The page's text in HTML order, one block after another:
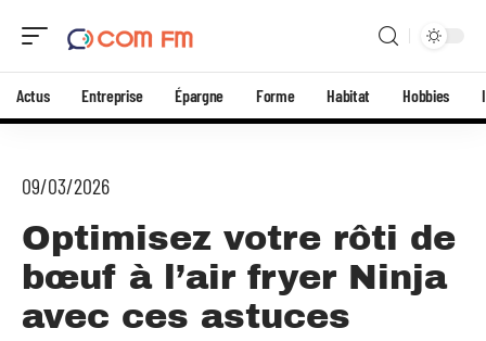
Actus Entreprise Épargne Forme Habitat Hobbies
09/03/2026
Optimisez votre rôti de
bœuf à l’air fryer Ninja
avec ces astuces